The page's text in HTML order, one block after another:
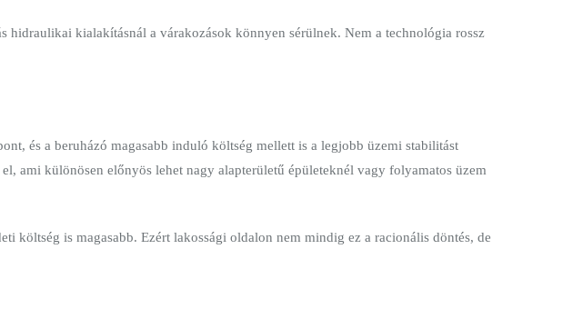
kialakításnál a várakozások könnyen sérülnek. Nem a technológia rossz
és a beruházó magasabb induló költség mellett is a legjobb üzemi stabilitást
ami különösen előnyös lehet nagy alapterületű épületeknél vagy folyamatos üzem
költség is magasabb. Ezért lakossági oldalon nem mindig ez a racionális döntés, de